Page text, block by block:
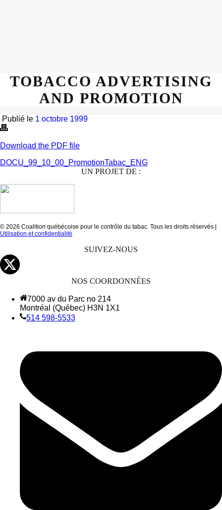
TOBACCO ADVERTISING
AND PROMOTION
Publié le 1 octobre 1999
Download the PDF file
DOCU_99_10_00_PromotionTabac_ENG
UN PROJET DE :
© 2026 Coalition québécoise pour le contrôle du tabac. Tous les droits réservés |
Utilisation et confidentialité
SUIVEZ-NOUS
NOS COORDONNÉES
7000 av du Parc no 214
Montréal (Québec) H3N 1X1
514 598-5533